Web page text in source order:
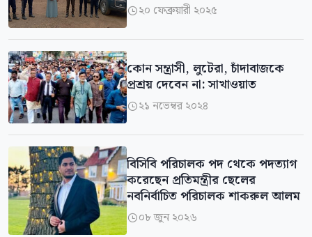
২০ ফেব্রুয়ারী ২০২৫
কোন সন্ত্রাসী, লুটেরা, চাঁদাবাজকে
প্রশ্রয় দেবেন না: সাখাওয়াত
২১ নভেম্বর ২০২৪
বিসিবি পরিচালক পদ থেকে পদত্যাগ
করেছেন প্রতিমন্ত্রীর ছেলের
নবনির্বাচিত পরিচালক শাকরুল আলম
০৮ জুন ২০২৬